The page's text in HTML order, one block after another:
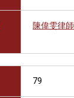
陳偉雯律
79